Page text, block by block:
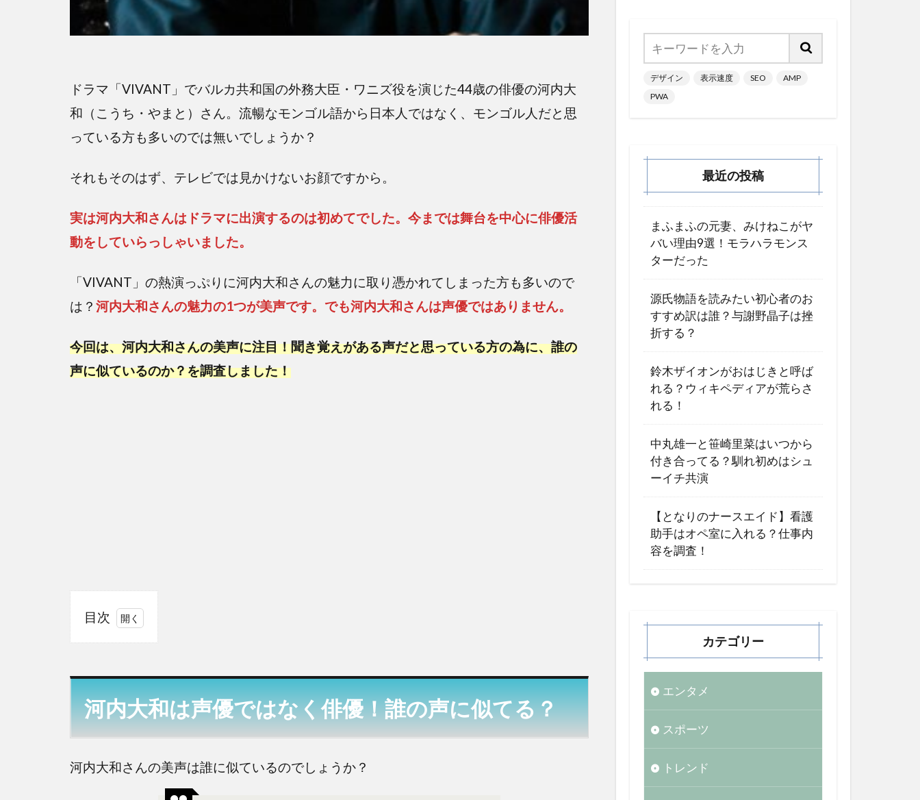
ドラマ「VIVANT」でバルカ共和国の外務大臣・ワニズ役を演じた44歳の俳優の河内大
和（こうち・やまと）さん。流暢なモンゴル語から日本人ではなく、モンゴル人だと思
っている方も多いのでは無いでしょうか？
それもそのはず、テレビでは見かけないお顔ですから。
実は河内大和さんはドラマに出演するのは初めてでした。今までは舞台を中心に俳優活
動をしていらっしゃいました。
「VIVANT」の熱演っぷりに河内大和さんの魅力に取り憑かれてしまった方も多いので
は？ 河内大和さんの魅力の1つが美声です。でも河内大和さんは声優ではありません。
今回は、河内大和さんの美声に注目！聞き覚えがある声だと思っている方の為に、誰の
声に似ているのか？を調査しました！
目次
1
大和
優で
優！
誰の
河内大和は声優ではなく俳優！誰の声に似てる？
河内大和さんの美声は誰に似ているのでしょうか？
デザイン 表示速度 SEO
AMP
PWA
最近の投稿
まふまふの元妻、みけねこがヤ
バい理由9選！モラハラモンス
ターだった
源氏物語を読みたい初心者のお
すすめ訳は誰？与謝野晶子は挫
折する？
鈴木ザイオンがおはじきと呼ば
れる？ウィキペディアが荒らさ
れる！
中丸雄一と笹崎里菜はいつから
付き合ってる？馴れ初めはシュ
ーイチ共演
【となりのナースエイド】看護
助手はオペ室に入れる？仕事内
容を調査！
カテゴリー
エンタメ
スポーツ
トレンド